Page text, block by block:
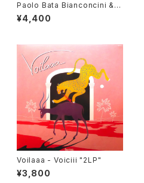
Paolo Bata Bianconcini & C
ircolo Psiconautico - Asap
ani "LP"
¥4,400
Voilaaa - Voiciii "2LP"
¥3,800